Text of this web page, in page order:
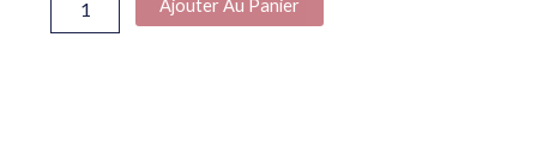
Ajouter Au Panier